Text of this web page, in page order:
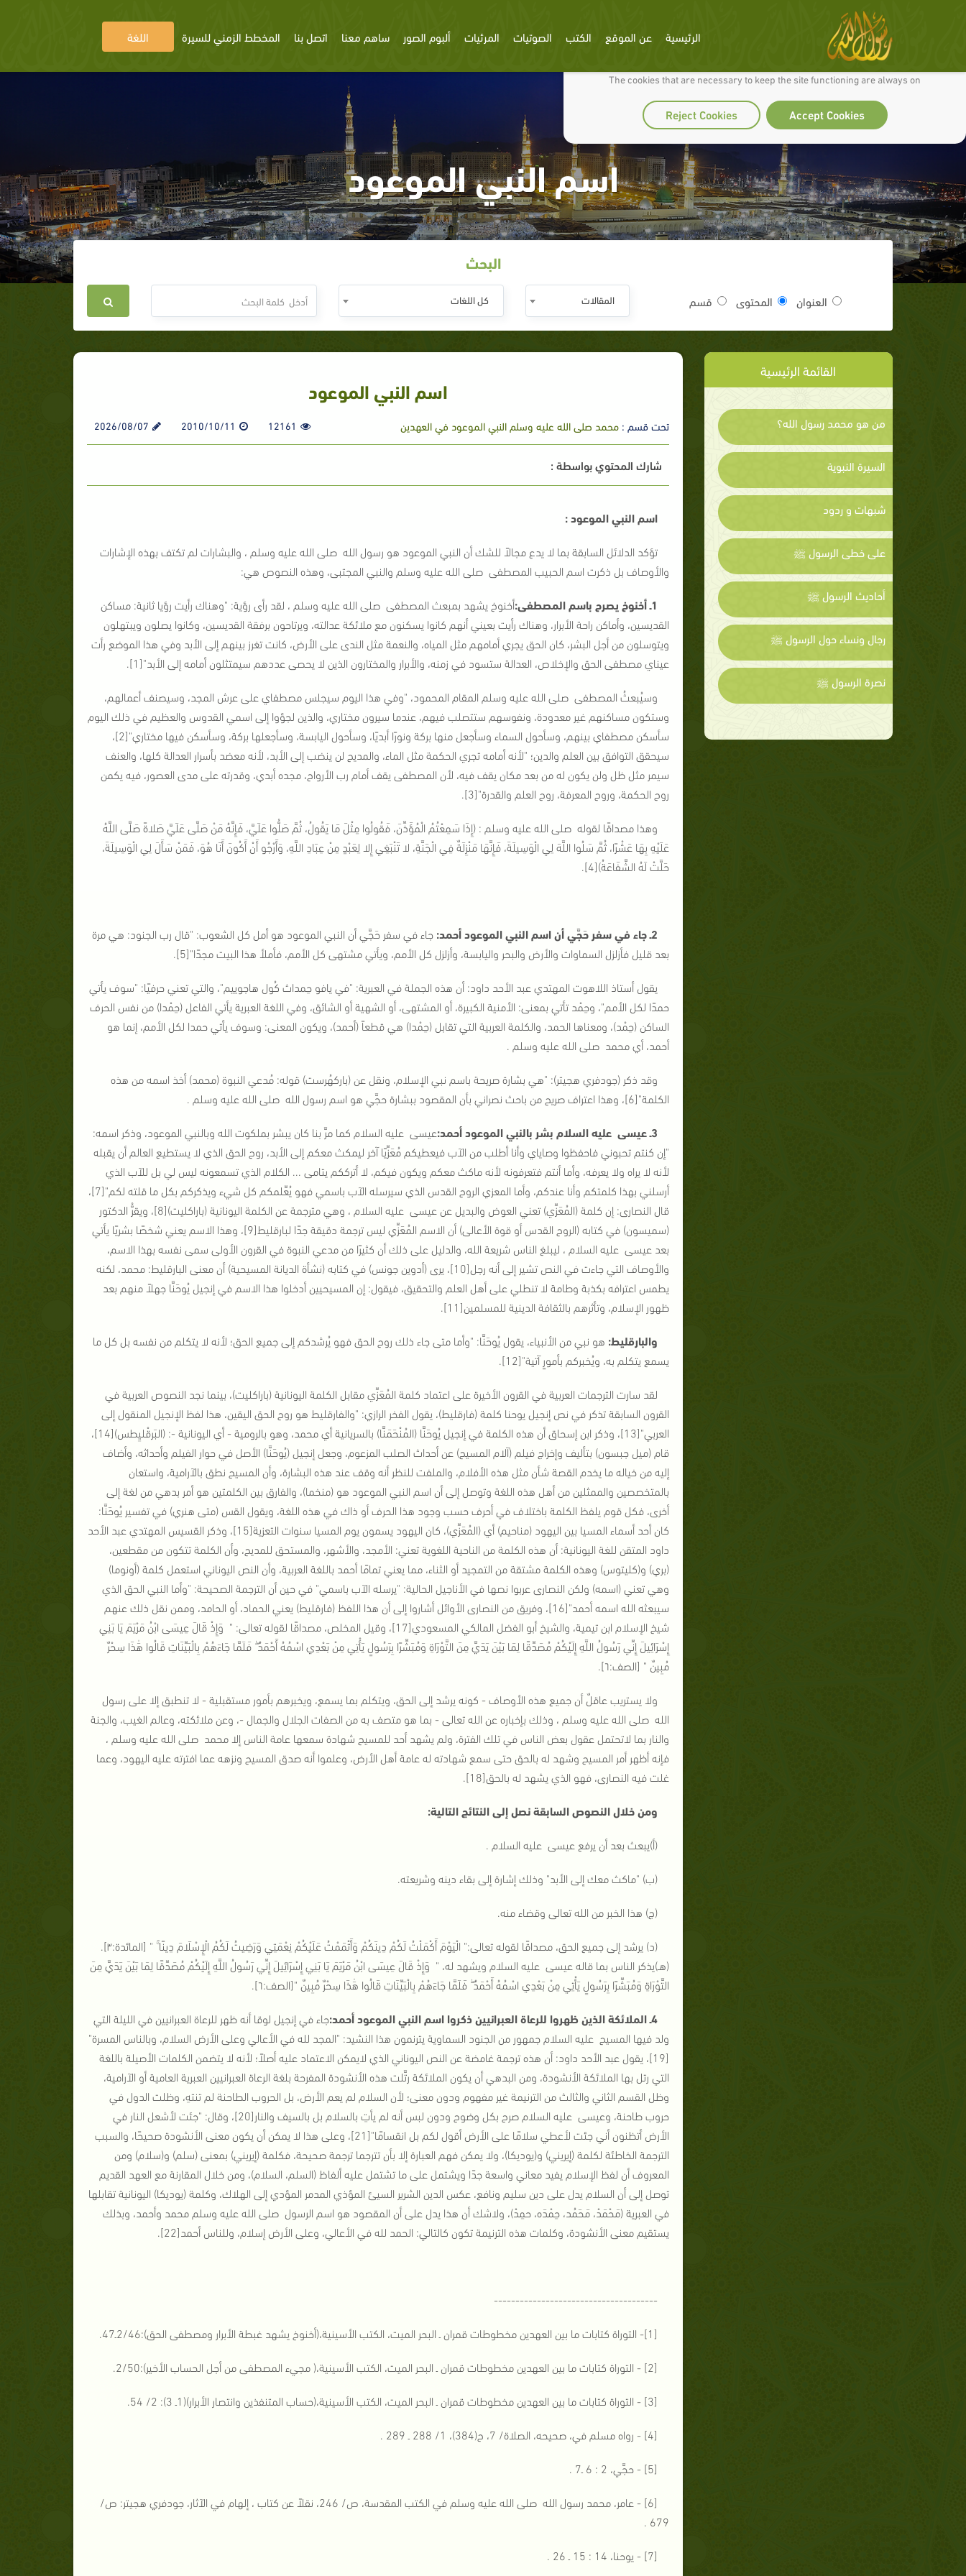
We use cookies to make our site work well for you and so we can continually improve it.
The cookies that are necessary to keep the site functioning are always on
Accept Cookies
Reject Cookies
الرئيسية عن الموقع الكتب الصوتيات المرئيات ألبوم الصور ساهم معنا اتصل بنا المخطط الزمني للسيرة اللغة
اسم النبي الموعود
البحث
العنوان المحتوى قسم المقالات كل اللغات
القائمة الرئيسية
من هو محمد رسول الله؟
السيرة النبوية
شبهات و ردود
على خطى الرسول ﷺ
أحاديث الرسول ﷺ
رجال ونساء حول الرسول ﷺ
نصرة الرسول ﷺ
اسم النبي الموعود
تحت قسم :محمد صلى الله عليه وسلم النبي الموعود في العهدين 12161
2010/10/11
2026/08/07
شارك المحتوي بواسطة :
اسم النبي الموعود :
تؤكد الدلائل السابقة بما لا يدع مجالاً للشك أن النبي الموعود هو رسول الله صلى الله عليه وسلم ، والبشارات لم تكتف بهذه الإشارات
والأوصاف بل ذكرت اسم الحبيب المصطفى صلى الله عليه وسلم والنبي المجتبى، وهذه النصوص هي:
1ـ أخنوخ يصرح باسم المصطفى:
أخنوخ يشهد بمبعث المصطفى صلى الله عليه وسلم ، لقد رأى رؤية: "وهناك رأيت رؤيا ثانية: مساكن
القديسين، وأماكن راحة الأبرار، وهناك رأيت بعيني أنهم كانوا يسكنون مع ملائكة عدالته، ويرتاحون برفقة القديسين، وكانوا يصلون ويبتهلون
ويتوسلون من أجل البشر، كان الحق يجري أمامهم مثل المياه، والنعمة مثل الندى على الأرض، كانت تغرز بينهم إلى الأبد وفي هذا الموضع رأت
عيناي مصطفى الحق والإخلاص، العدالة ستسود في زمنه، والأبرار والمختارون الذين لا يحصى عددهم سيمتثلون أمامه إلى الأبد"[1].
وسيُبعثُ المصطفى صلى الله عليه وسلم المقام المحمود، "وفي هذا اليوم سيجلس مصطفاي على عرش المجد، وسيصنف أعمالهم،
وستكون مساكنهم غير معدودة، ونفوسهم ستتصلب فيهم، عندما سيرون مختاري، والذين لجؤوا إلى اسمي القدوس والعظيم في ذلك اليوم
سأسكن مصطفاي بينهم، وسأحول السماء وسأجعل منها بركة ونورًا أبديًا، وسأحول اليابسة، وسأجعلها بركة، وسأسكن فيها مختاري"[2]،
سيحقق التوافق بين العلم والدين؛ "لأنه أمامه تجري الحكمة مثل الماء، والمديح لن ينضب إلى الأبد، لأنه معضد بأسرار العدالة كلها، والعنف
سيمر مثل ظل ولن يكون له من بعد مكان يقف فيه، لأن المصطفى يقف أمام رب الأرواح، مجده أبدي، وقدرته على مدى العصور، فيه يكمن
روح الحكمة، وروح المعرفة، روح العلم والقدرة"[3].
وهذا مصداقًا لقوله صلى الله عليه وسلم : (إِذَا سَمِعْتُمُ الْمُؤَذِّنَ، فَقُولُوا مِثْلَ مَا يَقُولُ، ثُمَّ صَلُّوا عَلَيَّ، فَإِنَّهُ مَنْ صَلَّى عَلَيَّ صَلاةً صَلَّى اللَّهُ
عَلَيْهِ بِهَا عَشْرًا، ثُمَّ سَلُوا اللَّهَ لِي الْوَسِيلَةَ، فَإِنَّهَا مَنْزِلَةٌ فِي الْجَنَّةِ، لا تَنْبَغِي إِلا لِعَبْدٍ مِنْ عِبَادِ اللَّهِ، وَأَرْجُو أَنْ أَكُونَ أَنَا هُوَ، فَمَنْ سَأَلَ لِي الْوَسِيلَةَ،
حَلَّتْ لَهُ الشَّفَاعَةُ)[4].
2ـ جاء في سفر حَجَّي أن اسم النبي الموعود أحمد:
جاء في سفر حَجَّي أن النبي الموعود هو أمل كل الشعوب: "قال رب الجنود: هي مرة
بعد قليل فأزلزل السماوات والأرض والبحر واليابسة، وأزلزل كل الأمم، ويأتي مشتهى كل الأمم، فأملأ هذا البيت مجدًا"[5].
يقول أستاذ اللاهوت المهتدي عبد الأحد داود: أن هذه الجملة في العبرية: "في يافو حِمداث كُول هاجوييم"، والتي تعني حرفيًا: "سوف يأتي
حمدًا لكل الأمم"، وحِمْد تأتي بمعنى: الأمنية الكبيرة، أو المشتهى، أو الشهية أو الشائق، وفي اللغة العبرية يأتي الفاعل (حِمْدا) من نفس الحرف
الساكن (حِمْد)، ومعناها الحمد، والكلمة العربية التي تقابل (حِمْدا) هي قطعاً (أحمد)، ويكون المعنى: وسوف يأتي حمدا لكل الأمم، إنما هو
أحمد، أي محمد صلى الله عليه وسلم .
وقد ذكر (جودفري هجيتر): "هي بشارة صريحة باسم نبي الإسلام، ونقل عن (باركهُرست) قوله: مُدعي النبوة (محمد) أخذ اسمه من هذه
الكلمة"[6]، وهذا اعتراف صريح من باحث نصراني بأن المقصود ببشارة حجَّي هو اسم رسول الله صلى الله عليه وسلم .
3ـ عيسى عليه السلام بشر بالنبي الموعود أحمد:
عيسى عليه السلام كما مرَّ بنا كان يبشر بملكوت الله وبالنبي الموعود، وذكر اسمه:
"إن كنتم تحبوني فاحفظوا وصاياي وأنا أطلب من الآب فيعطيكم مُعَزِّيًا آخر ليمكث معكم إلى الأبد، روح الحق الذي لا يستطيع العالم أن يقبله
لأنه لا يراه ولا يعرفه، وأما أنتم فتعرفونه لأنه ماكث معكم ويكون فيكم، لا أترككم يتامى ... الكلام الذي تسمعونه ليس لي بل للآب الذي
أرسلني بهذا كلمتكم وأنا عندكم، وأما المعزي الروح القدس الذي سيرسله الآب باسمي فهو يُعِّلمكم كل شيء ويذكركم بكل ما قلته لكم"[7]،
قال النصارى: إن كلمة (المُعَزِّي) تعني العوض والبديل عن عيسى عليه السلام ، وهي مترجمة عن الكلمة اليونانية (باراكليت)[8]، ويقرُّ الدكتور
(سميسون) في كتابه (الروح القدس أو قوة الأعالى) أن الاسم المُعَزِّي ليس ترجمة دقيقة جدًا لبارقليط[9]، وهذا الاسم يعني شخصًا بشريًا يأتي
بعد عيسى عليه السلام ، ليبلغ الناس شريعة الله، والدليل على ذلك أن كثيرًا من مدعي النبوة في القرون الأولى سمى نفسه بهذا الاسم،
والأوصاف التي جاءت في النص تشير إلى أنه رجل[10]، يرى (أدوين جونس) في كتابه (نشأة الديانة المسيحية) أن معنى البارقليط: محمد، لكنه
يطمس اعترافه بكذبة وطامة لا تنطلي على أهل العلم والتحقيق، فيقول: إن المسيحيين أدخلوا هذا الاسم في إنجيل يُوحَنَّا جهلاً منهم بعد
ظهور الإسلام، وتأثرهم بالثقافة الدينية للمسلمين[11].
والبارقليط: هو نبي من الأنبياء، يقول يُوحَنَّا: "وأما متى جاء ذلك روح الحق فهو يُرشدكم إلى جميع الحق؛ لأنه لا يتكلم من نفسه بل كل ما
يسمع يتكلم به، ويُخبركم بأمورٍ آتية"[12].
لقد سارت الترجمات العربية في القرون الأخيرة على اعتماد كلمة المُعَزِّي مقابل الكلمة اليونانية (باراكليت)، بينما نجد النصوص العربية في
القرون السابقة تذكر في نص إنجيل يوحنا كلمة (فارقليط)، يقول الفخر الرازي: "والفارقليط هو روح الحق اليقين، هذا لفظ الإنجيل المنقول إلى
العربي"[13]، وذكر ابن إسحاق أن هذه الكلمة في إنجيل يُوحَنَّا (المُنْحَمَنَّا) بالسريانية أي محمد، وهو بالرومية - أي اليونانية -: (البَرقْليِطس)[14]،
قام (ميل جبسون) بتأليف وإخراج فيلم (آلام المسيح) عن أحداث الصلب المزعوم، وجعل إنجيل (يُوحَنَّا) الأصل في حوار الفيلم وأحداثه، وأضاف
إليه من خياله ما يخدم القصة شأن مثل هذه الأفلام، والملفت للنظر أنه وقف عند هذه البشارة، وأن المسيح نطق بالآرامية، واستعان
بالمتخصصين والممثلين من أهل هذه اللغة وتوصل إلى أن اسم النبي الموعود هو (منخما)، والفارق بين الكلمتين هو أمر بدهي من لغة إلى
أخرى، فكل قوم يلفظ الكلمة باختلاف في أحرف حسب وجود هذا الحرف أو ذاك في هذه اللغة، ويقول القس (متى هنري) في تفسير يُوحَنَّا:
كان أحد أسماء المسيا بين اليهود (مناحيم) أي (المُعَزِّي)، كان اليهود يسمون يوم المسيا سنوات التعزية[15]، وذكر القسيس المهتدي عبد الأحد
داود المتقن للغة اليونانية: أن هذه الكلمة من الناحية اللغوية تعني: الأمجد، والأشهر، والمستحق للمديح، وأن الكلمة تتكون من مقطعين،
(بري) و(كليتوس) وهذه الكلمة مشتقة من التمجيد أو الثناء، مما يعني تمامًا أحمد باللغة العربية، وأن النص اليوناني استعمل كلمة (أونوما)
وهي تعني (اسمه) ولكن النصارى عربوا نصها في الأناجيل الحالية: "يرسله الآب باسمي" في حين أن الترجمة الصحيحة: "وأما النبي الحق الذي
سيبعثه الله اسمه أحمد"[16]، وفريق من النصارى الأوائل أشاروا إلى أن هذا اللفظ (فارقليط) يعني الحماد، أو الحامد، وممن نقل ذلك عنهم
شيخ الإسلام ابن تيمية، والشيخ أبو الفضل المالكي المسعودي[17]، وقيل المخلص، مصداقًا لقوله تعالى: " وَإِذْ قَالَ عِيسَى ابْنُ مَرْيَمَ يَا بَنِي
إِسْرَائِيلَ إِنِّي رَسُولُ اللَّهِ إِلَيْكُمْ مُصَدِّقًا لِمَا بَيْنَ يَدَيَّ مِنَ التَّوْرَاةِ وَمُبَشِّرًا بِرَسُولٍ يَأْتِي مِنْ بَعْدِي اسْمُهُ أَحْمَدُ ۖ فَلَمَّا جَاءَهُمْ بِالْبَيِّنَاتِ قَالُوا هَٰذَا سِحْرٌ
مُبِينٌ " [الصف:٦].
ولا يستريب عاقلٌ أن جميع هذه الأوصاف - كونه يرشد إلى الحق، ويتكلم بما يسمع، ويخبرهم بأمور مستقبلية - لا تنطبق إلا على رسول
الله صلى الله عليه وسلم ، وذلك بإخباره عن الله تعالى - بما هو متصف به من الصفات الجلال والجمال -، وعن ملائكته، وعالم الغيب، والجنة
والنار بما لاتحتمل عقول بعض الناس في تلك الفترة، ولم يشهد أحد للمسيح شهادة سمعها عامة الناس إلا محمد صلى الله عليه وسلم ،
فإنه أظهر أمر المسيح وشهد له بالحق حتى سمع شهادته له عامة أهل الأرض، وعلموا أنه صدق المسيح ونزهه عما افترته عليه اليهود، وعما
غلت فيه النصارى، فهو الذي يشهد له بالحق[18].
ومن خلال النصوص السابقة نصل إلى النتائج التالية:
(أ)يبعث بعد أن يرفع عيسى عليه السلام .
(ب) "ماكث معك إلى الأبد" وذلك إشارة إلى بقاء دينه وشريعته.
(ج) هذا الخبر من الله تعالى وقضاء منه.
(د) يرشد إلى جميع الحق، مصداقًا لقوله تعالى:" الْيَوْمَ أَكْمَلْتُ لَكُمْ دِينَكُمْ وَأَتْمَمْتُ عَلَيْكُمْ نِعْمَتِي وَرَضِيتُ لَكُمُ الْإِسْلَامَ دِينًا ۚ " [المائدة:٣].
(هـ)يذكر الناس بما قاله عيسى عليه السلام ويشهد له، " وَإِذْ قَالَ عِيسَى ابْنُ مَرْيَمَ يَا بَنِي إِسْرَائِيلَ إِنِّي رَسُولُ اللَّهِ إِلَيْكُمْ مُصَدِّقًا لِمَا بَيْنَ يَدَيَّ مِنَ
التَّوْرَاةِ وَمُبَشِّرًا بِرَسُولٍ يَأْتِي مِنْ بَعْدِي اسْمُهُ أَحْمَدُ ۖ فَلَمَّا جَاءَهُمْ بِالْبَيِّنَاتِ قَالُوا هَٰذَا سِحْرٌ مُبِينٌ "[الصف:٦].
4ـ الملائكة الذين ظهروا للرعاة العبرانيين ذكروا اسم النبي الموعود أحمد:
جاء في إنجيل لوقا أنه ظهر للرعاة العبرانيين في الليلة التي
ولد فيها المسيح عليه السلام جمهور من الجنود السماوية يترنمون هذا النشيد: "المجد لله في الأعالي وعلى الأرض السلام، وبالناس المسرة"
[19]، يقول عبد الأحد داود: أن هذه ترجمة غامضة عن النص اليوناني الذي لايمكن الاعتماد عليه أصلاً؛ لأنه لا يتضمن الكلمات الأصيلة باللغة
التي رتل بها الملائكة الأنشودة، ومن البدهي أن يكون الملائكة رتَّلت هذه الأنشودة المفرحة بلغة الرعاة العبرانيين العبرية العامية أو الآرامية،
وظل القسم الثاني والثالث من الترنيمة غير مفهوم ودون معنى؛ لأن السلام لم يعم الأرض، بل الحروب الطاحنة لم تنتهِ، وظلت الدول في
حروب طاحنة، وعيسى عليه السلام صرح بكل وضوح ودون لبس أنه لم يأتِ بالسلام بل بالسيف والنار[20]، وقال: "جئت لأشعل النار في
الأرض أتظنون أني جئت لأعطي سلامًا على الأرض أقول لكم بل انقسامًا"[21]، وعلى هذا لا يمكن أن يكون معنى الأنشودة صحيحًا، والسبب
الترجمة الخاطئة لكلمة (إيريني) و(يوديكا)، ولا يمكن فهم العبارة إلا بأن تترجما ترجمة صحيحة، فكلمة (إيريني) بمعنى (سلم) و(سلام) ومن
المعروف أن لفظ الإسلام يفيد معاني واسعة جدًا ويشتمل على ما تشتمل عليه ألفاظ (السلم، السلام)، ومن خلال المقارنة مع العهد القديم
توصل إلى أن السلام يدل على دين سليم ونافع، عكس الدين الشرير السيئ المؤذي المدمر المؤدي إلى الهلاك، وكلمة (يوديكا) اليونانية تقابلها
في العبرية (مَحْمَدْ، مَحَمُد، حِمْدَه، حمِدْ)، ولاشك أن هذا يدل على أن المقصود هو اسم الرسول صلى الله عليه وسلم محمد وأحمد، وبذلك
يستقيم معنى الأنشودة، وكلمات هذه الترنيمة تكون كالتالي: الحمد لله في الأعالي، وعلى الأرض إسلام، وللناس أحمد[22].
--------------------------------------
[1]- التوراة كتابات ما بين العهدين مخطوطات قمران ـ البحر الميت، الكتب الأسينية،(أخنوخ يشهد غبطة الأبرار ومصطفى الحق):2/46ـ47.
[2] - التوراة كتابات ما بين العهدين مخطوطات قمران ـ البحر الميت، الكتب الأسينية،( مجيء المصطفى من أجل الحساب الأخير):2/50.
[3] - التوراة كتابات ما بين العهدين مخطوطات قمران ـ البحر الميت، الكتب الأسينية،(حساب المتنفذين وانتصار الأبرار)(1ـ 3): 2/ 54.
[4] - رواه مسلم في، صحيحه، الصلاة/ 7، ح(384)، 1/ 288 ـ 289 .
[5] - حجَّي، 2 : 6 ـ7 .
[6] - عامر، محمد رسول الله صلى الله عليه وسلم في الكتب المقدسة، ص/ 246، نقلاً عن كتاب ، إلهام في الآثار، جودفري هجيتر: ص/
679 .
[7] - يوحنا، 14 : 15 ـ 26 .